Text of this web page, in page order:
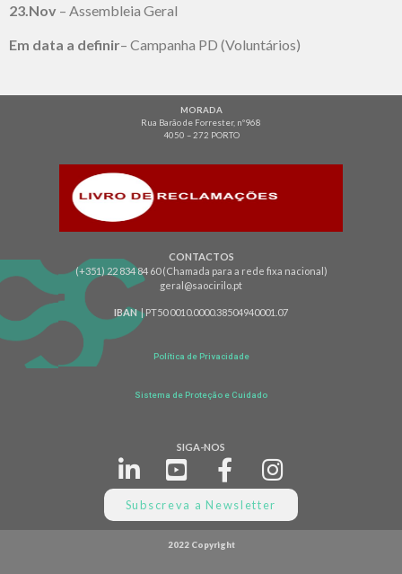
23.Nov – Assembleia Geral
Em data a definir– Campanha PD (Voluntários)
MORADA
Rua Barão de Forrester, nº968
4050 – 272 PORTO
CONTACTOS
(+351) 22 834 84 60 (Chamada para a rede fixa nacional)
geral@saocirilo.pt
IBAN| PT50 0010.0000.38504940001.07
Política de Privacidade
Sistema de Proteção e Cuidado
SIGA-NOS
Subscreva a Newsletter
2022 Copyright